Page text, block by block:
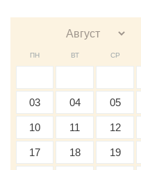
ПН ВТ СР
03 04 05
10 11 12
17 18 19